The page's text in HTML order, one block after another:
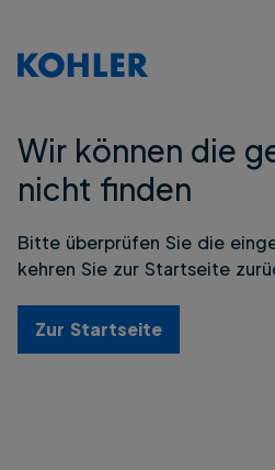
Wir können die
nicht finden
Bitte überprüfen Sie die
kehren Sie zur Startseite
Zur Startseite